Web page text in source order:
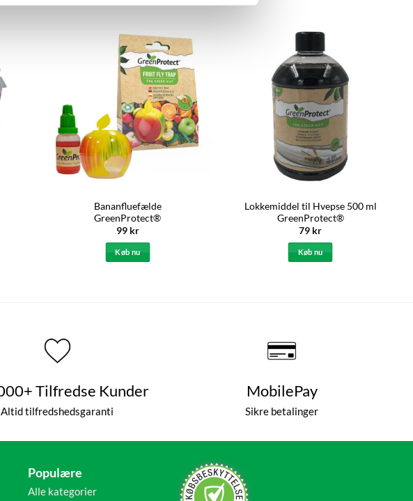
Bananfluefælde
GreenProtect®
99 kr
Køb nu
Lokkemiddel til Hvepse 500 ml
GreenProtect®
79 kr
Køb nu
Tilfredse Kunder
Altid tilfredshedsgaranti
MobilePay
Sikre betalinger
Populære
Alle kategorier